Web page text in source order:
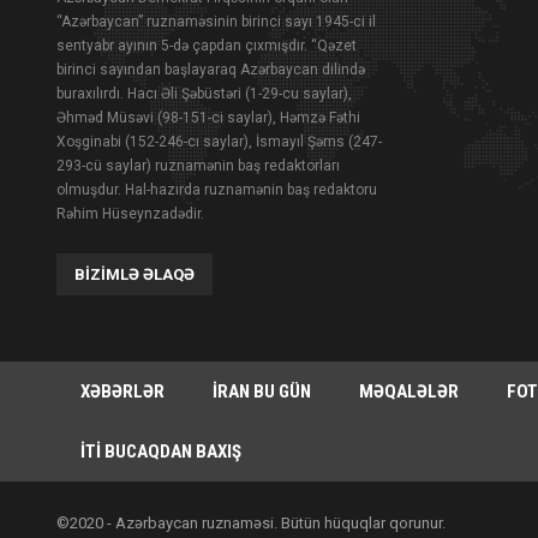
“Azərbaycan” ruznaməsinin birinci sayı 1945-ci il
sentyabr ayının 5-də çapdan çıxmışdır. “Qəzet
birinci sayından başlayaraq Azərbaycan dilində
buraxılırdı. Hacı Əli Şəbüstəri (1-29-cu saylar),
Əhməd Müsəvi (98-151-ci saylar), Həmzə Fəthi
Xoşginabi (152-246-cı saylar), İsmayıl Şəms (247-
293-cü saylar) ruznamənin baş redaktorları
olmuşdur. Hal-hazırda ruznamənin baş redaktoru
Rəhim Hüseynzadədir.
BIZIMLƏ ƏLAQƏ
XƏBƏRLƏR İRAN BU GÜN MƏQALƏLƏR
İTI BUCAQDAN BAXIŞ
©2020 - Azərbaycan ruznaməsi. Bütün hüquqlar qorunur.